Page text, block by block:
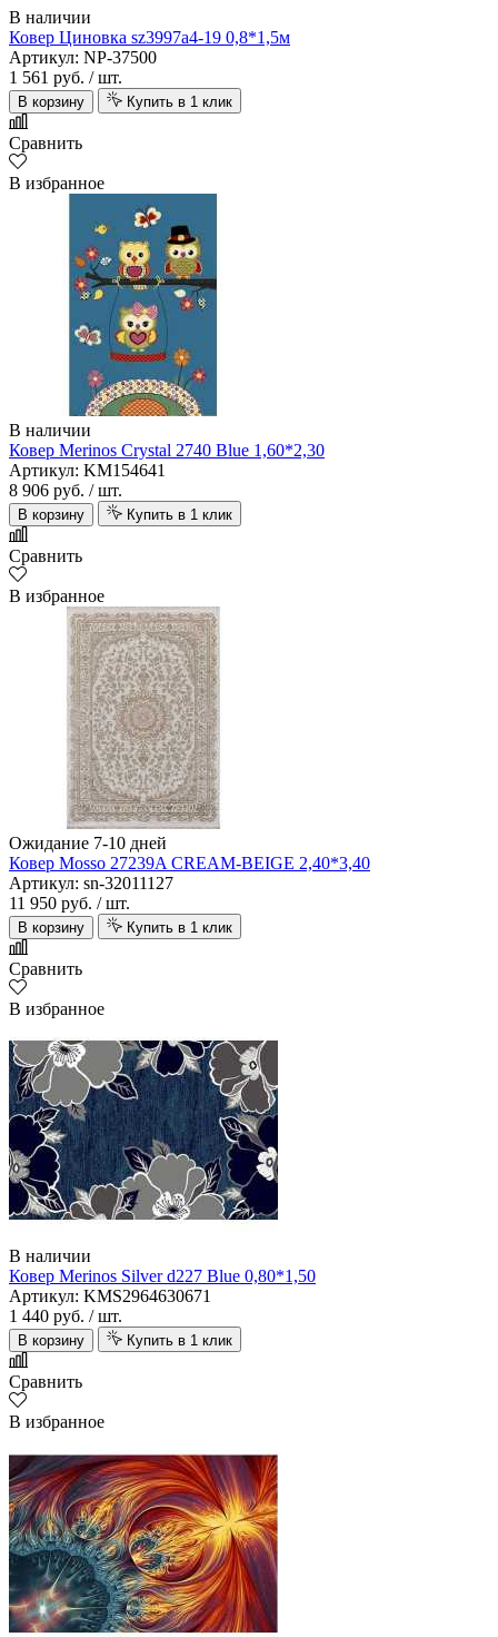
В наличии
Ковер Циновка sz3997а4-19 0,8*1,5м
Артикул: NP-37500
1 561 руб. / шт.
В корзину Купить в 1 клик
Сравнить
В избранное
В наличии
Ковер Merinos Crystal 2740 Blue 1,60*2,30
Артикул: KM154641
8 906 руб. / шт.
В корзину Купить в 1 клик
Сравнить
В избранное
Ожидание 7-10 дней
Ковер Mosso 27239A CREAM-BEIGE 2,40*3,40
Артикул: sn-32011127
11 950 руб. / шт.
В корзину Купить в 1 клик
Сравнить
В избранное
В наличии
Ковер Merinos Silver d227 Blue 0,80*1,50
Артикул: KMS2964630671
1 440 руб. / шт.
В корзину Купить в 1 клик
Сравнить
В избранное